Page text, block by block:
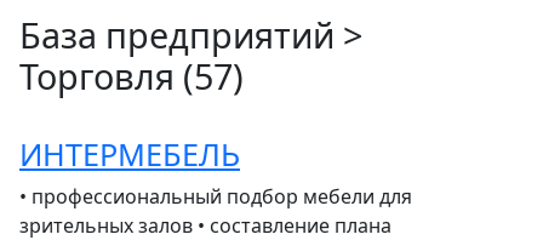
База предприятий >
Торговля (57)
ИНТЕРМЕБЕЛЬ
• профессиональный подбор мебели для
зрительных залов • составление плана